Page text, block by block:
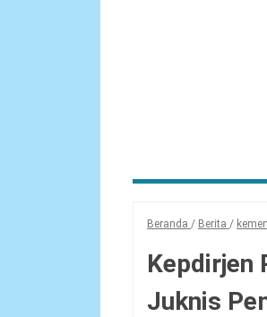
Beranda / Berita /
Kepdirjen
Juknis